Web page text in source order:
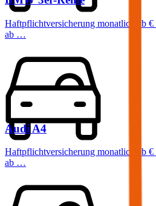
Haftpflichtversicherung monatlich ab €
ab …
Audi A4
Haftpflichtversicherung monatlich ab €
ab …